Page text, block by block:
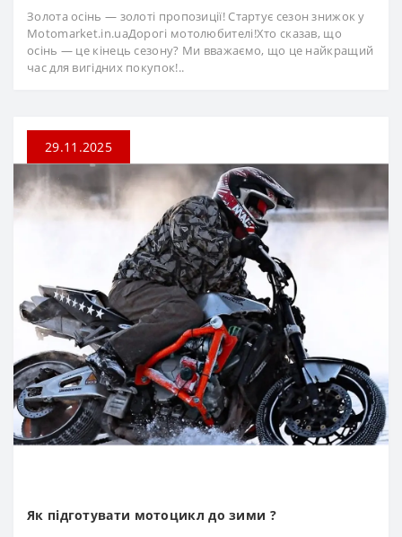
Золота осінь — золоті пропозиції! Стартує сезон знижок у
Motomarket.in.uaДорогі мотолюбителі!Хто сказав, що
осінь — це кінець сезону? Ми вважаємо, що це найкращий
час для вигідних покупок!..
29.11.2025
Як підготувати мотоцикл до зими ?